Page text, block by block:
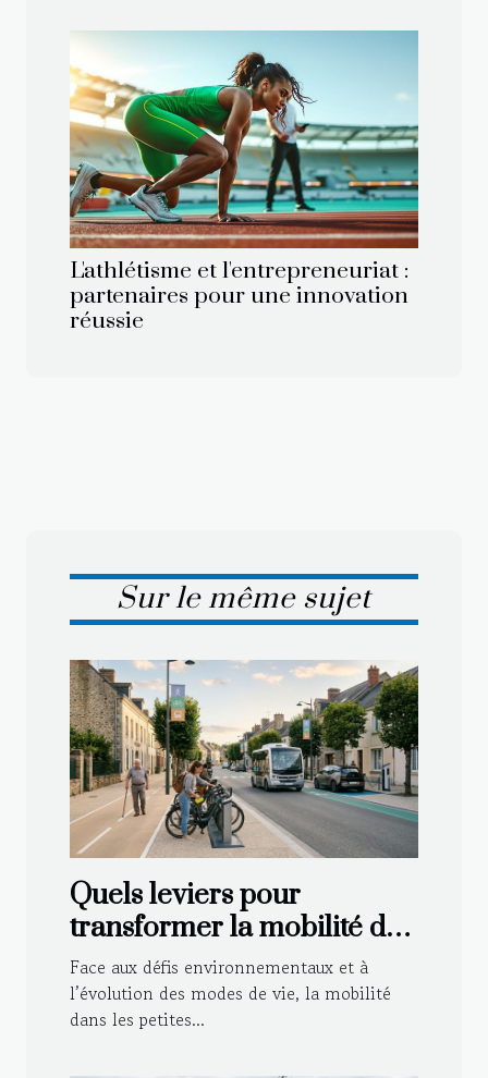
L'athlétisme et l'entrepreneuriat :
partenaires pour une innovation
réussie
Sur le même sujet
Quels leviers pour
transformer la mobilité des
petites villes aujourd’hui ?
Face aux défis environnementaux et à
l’évolution des modes de vie, la mobilité
dans les petites...